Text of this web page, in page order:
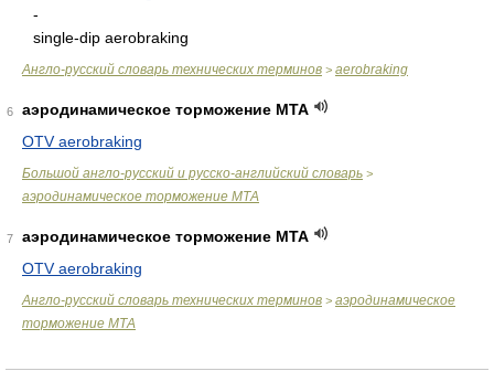
-
single-dip aerobraking
Англо-русский словарь технических терминов > aerobraking
6
аэродинамическое торможение МТА
OTV aerobraking
Большой англо-русский и русско-английский словарь >
аэродинамическое торможение МТА
7
аэродинамическое торможение МТА
OTV aerobraking
Англо-русский словарь технических терминов > аэродинамическое
торможение МТА